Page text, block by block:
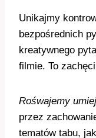
Unikajmy
bezpośrednich
kreatywnego
filmie. To
Rośwajemy
przez
tematów tabu,